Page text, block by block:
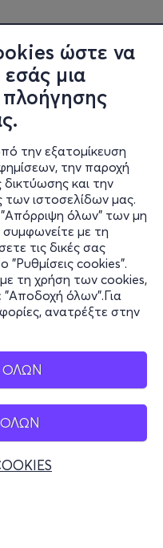
ώστε να
μια
πλοήγησης
την εξατομίκευση
την παροχή
δικτύωσης και την
των ιστοσελίδων μας.
"Απόρριψη όλων" των μη
με τη
τις δικές σας
"Ρυθμίσεις cookies".
τη χρήση των cookies,
όλων".Για
ανατρέξτε στην
ΟΛΩΝ